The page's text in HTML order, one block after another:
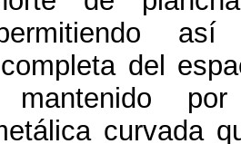
del
curvada